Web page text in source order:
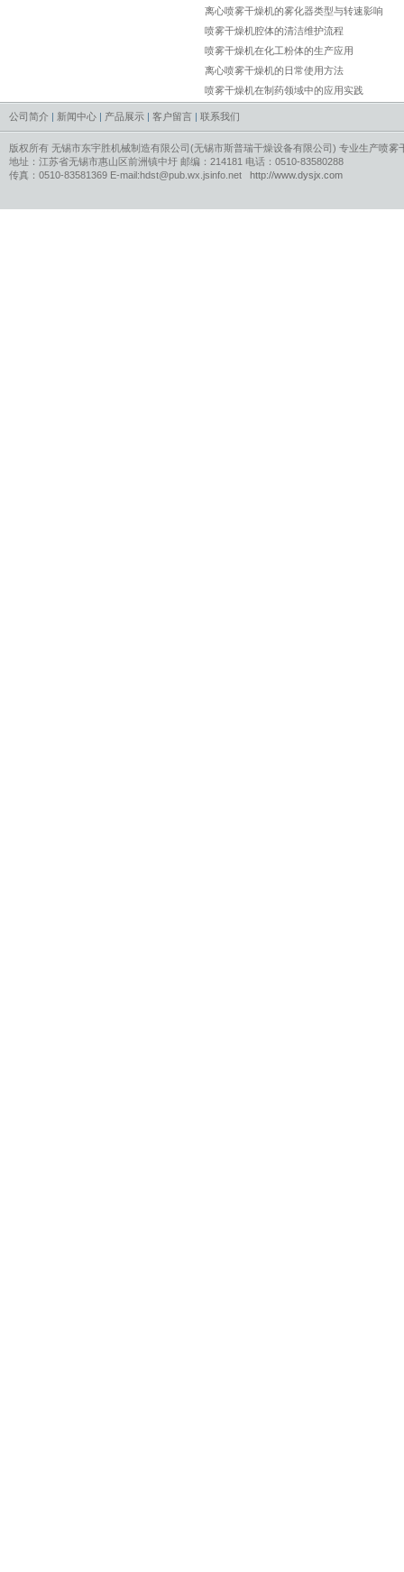
离心喷雾干燥机的雾化器类型与转速影响
喷雾干燥机腔体的清洁维护流程
喷雾干燥机在化工粉体的生产应用
离心喷雾干燥机的日常使用方法
喷雾干燥机在制药领域中的应用实践
公司简介 | 新闻中心 | 产品展示 | 客户留言 | 联系我们
版权所有 无锡市东宇胜机械制造有限公司(无锡市斯普瑞干燥设备有限公司) 专业生产喷雾
地址：江苏省无锡市惠山区前洲镇中圩 邮编：214181 电话：0510-83580288
传真：0510-83581369 E-mail:hdst@pub.wx.jsinfo.net http://www.dysjx.com